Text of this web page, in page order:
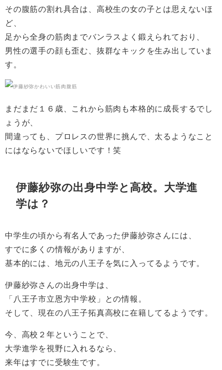
その腹筋の割れ具合は、高校生の女の子とは思えないほ
ど、
足から全身の筋肉までバンラスよく鍛えられており、
男性の選手の顔も歪む、抜群なキックを生み出していま
す。
まだまだ１６歳、これから筋肉も本格的に成長するでし
ょうが、
間違っても、プロレスの世界に挑んで、太るようなこと
にはならないでほしいです！笑
伊藤紗弥の出身中学と高校。大学進
学は？
中学生の頃から有名人であった伊藤紗弥さんには、
すでに多くの情報がありますが、
基本的には、地元の八王子を気に入ってるようです。
伊藤紗弥さんの出身中学は、
「八王子市立恩方中学校」との情報。
そして、現在の八王子拓真高校に在籍してるようです。
今、高校２年ということで、
大学進学を視野に入れるなら、
来年はすでに受験生です。